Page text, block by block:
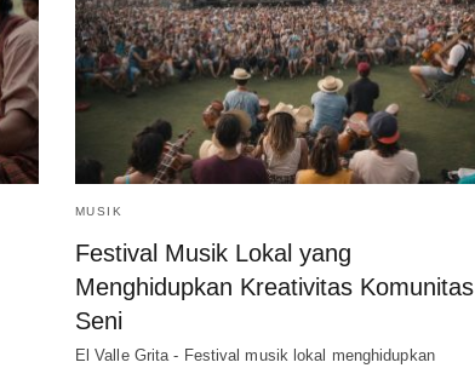
MUSIK
Festival Musik Lokal yang
Menghidupkan Kreativitas Komunitas
Seni
El Valle Grita - Festival musik lokal menghidupkan